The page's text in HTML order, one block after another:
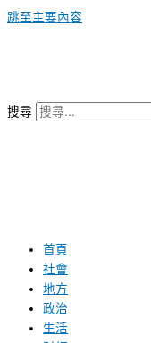
跳至主要內容
搜尋
首頁
社會
地方
政治
生活